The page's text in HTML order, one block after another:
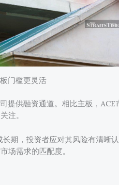
门槛更灵活
提供融资通道。相比主板，ACE
注。
长期，投资者应对其风险有清晰
场需求的匹配度。